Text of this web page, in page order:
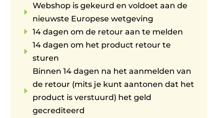
E
Webshop is gekeurd en voldoet aan de
nieuwste Europese wetgeving
E 14 dagen om de retour aan te melden
E
14 dagen om het product retour te
sturen
E
Binnen 14 dagen na het aanmelden van
de retour (mits je kunt aantonen dat het
product is verstuurd) het geld
gecrediteerd